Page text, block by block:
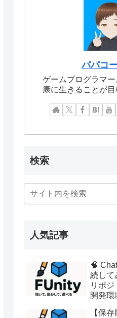
パパコ
ゲームプログラマ
康に生きることが目
検索
人気記事
🧠
続して
リポ
開発環
【保